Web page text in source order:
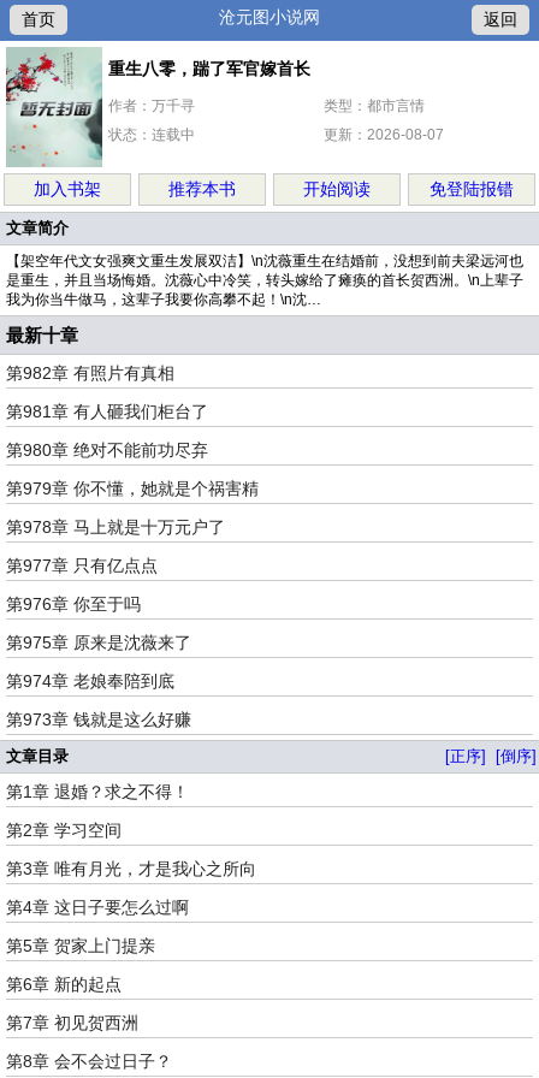
首页 沧元图小说网 返回
重生八零，踹了军官嫁首长
作者：万千寻
类型：都市言情
状态：连载中
更新：2026-08-07
加入书架 推荐本书 开始阅读 免登陆报错
文章简介
【架空年代文女强爽文重生发展双洁】\n沈薇重生在结婚前，没想到前夫梁远河也
是重生，并且当场悔婚。沈薇心中冷笑，转头嫁给了瘫痪的首长贺西洲。\n上辈子
我为你当牛做马，这辈子我要你高攀不起！\n沈…
最新十章
第982章 有照片有真相
第981章 有人砸我们柜台了
第980章 绝对不能前功尽弃
第979章 你不懂，她就是个祸害精
第978章 马上就是十万元户了
第977章 只有亿点点
第976章 你至于吗
第975章 原来是沈薇来了
第974章 老娘奉陪到底
第973章 钱就是这么好赚
文章目录 [正序] [倒序]
第1章 退婚？求之不得！
第2章 学习空间
第3章 唯有月光，才是我心之所向
第4章 这日子要怎么过啊
第5章 贺家上门提亲
第6章 新的起点
第7章 初见贺西洲
第8章 会不会过日子？